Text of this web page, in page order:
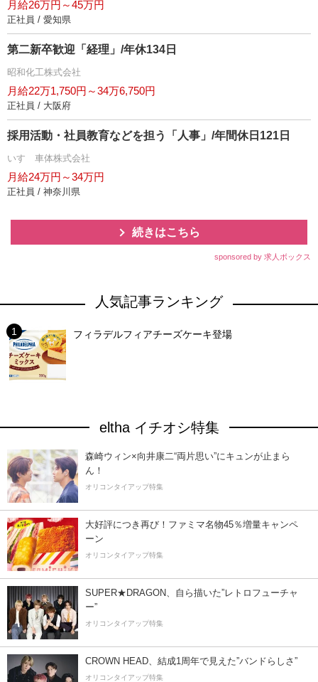
月給26万円～45万円
正社員 / 愛知県
第二新卒歓迎「経理」/年休134日
昭和化工株式会社
月給22万1,750円～34万6,750円
正社員 / 大阪府
採用活動・社員教育などを担う「人事」/年間休日121日
いすゞ車体株式会社
月給24万円～34万円
正社員 / 神奈川県
続きはこちら
sponsored by 求人ボックス
人気記事ランキング
フィラデルフィアチーズケーキ登場
eltha イチオシ特集
森崎ウィン×向井康二“両片思い”にキュンが止まら
ん！
オリコンタイアップ特集
大好評につき再び！ファミマ名物45％増量キャンペ
ーン
オリコンタイアップ特集
SUPER★DRAGON、自ら描いた”レトロフューチャ
ー”
オリコンタイアップ特集
CROWN HEAD、結成1周年で見えた”バンドらしさ”
オリコンタイアップ特集